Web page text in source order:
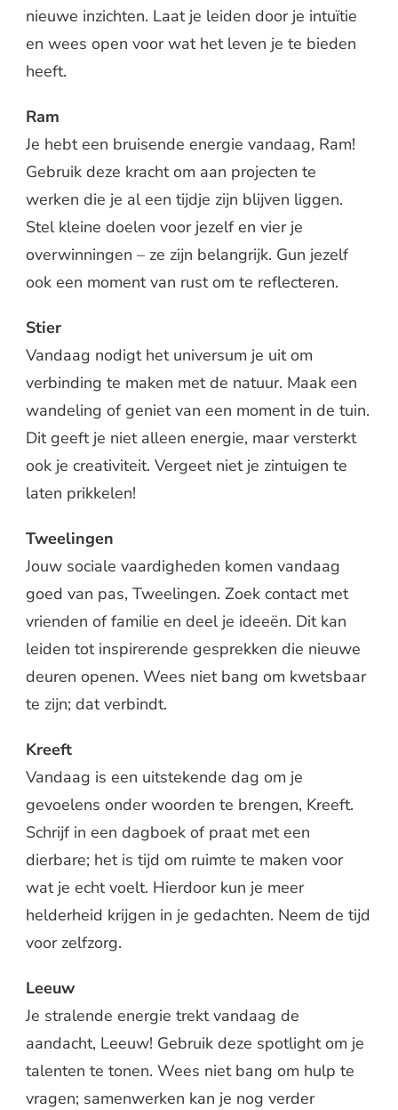
nieuwe inzichten. Laat je leiden door je intuïtie
en wees open voor wat het leven je te bieden
heeft.
Ram
Je hebt een bruisende energie vandaag, Ram!
Gebruik deze kracht om aan projecten te
werken die je al een tijdje zijn blijven liggen.
Stel kleine doelen voor jezelf en vier je
overwinningen – ze zijn belangrijk. Gun jezelf
ook een moment van rust om te reflecteren.
Stier
Vandaag nodigt het universum je uit om
verbinding te maken met de natuur. Maak een
wandeling of geniet van een moment in de tuin.
Dit geeft je niet alleen energie, maar versterkt
ook je creativiteit. Vergeet niet je zintuigen te
laten prikkelen!
Tweelingen
Jouw sociale vaardigheden komen vandaag
goed van pas, Tweelingen. Zoek contact met
vrienden of familie en deel je ideeën. Dit kan
leiden tot inspirerende gesprekken die nieuwe
deuren openen. Wees niet bang om kwetsbaar
te zijn; dat verbindt.
Kreeft
Vandaag is een uitstekende dag om je
gevoelens onder woorden te brengen, Kreeft.
Schrijf in een dagboek of praat met een
dierbare; het is tijd om ruimte te maken voor
wat je echt voelt. Hierdoor kun je meer
helderheid krijgen in je gedachten. Neem de tijd
voor zelfzorg.
Leeuw
Je stralende energie trekt vandaag de
aandacht, Leeuw! Gebruik deze spotlight om je
talenten te tonen. Wees niet bang om hulp te
vragen; samenwerken kan je nog verder